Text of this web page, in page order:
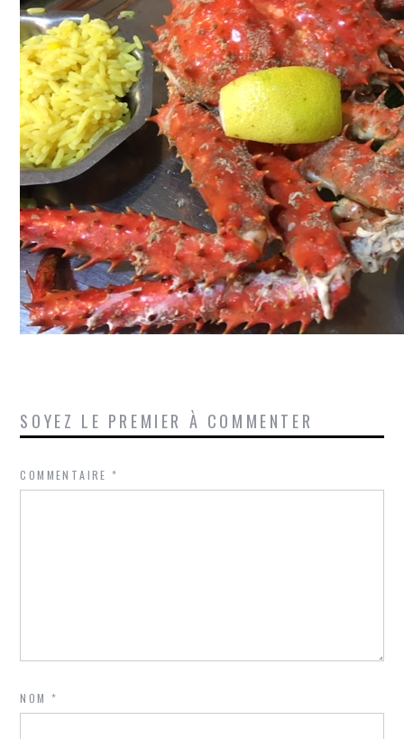
SOYEZ LE PREMIER À COMMENTER
COMMENTAIRE*
NOM*